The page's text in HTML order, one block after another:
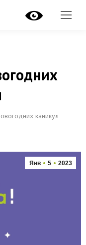
каникул
Янв 5 2023